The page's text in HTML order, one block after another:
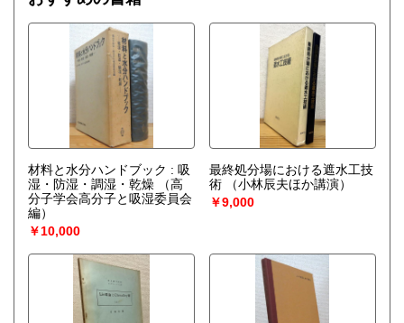
材料と水分ハンドブック : 吸
湿・防湿・調湿・乾燥
（高
分子学会高分子と吸湿委員会
編）
￥10,000
最終処分場における遮水工技
術
（小林辰夫ほか講演）
￥9,000